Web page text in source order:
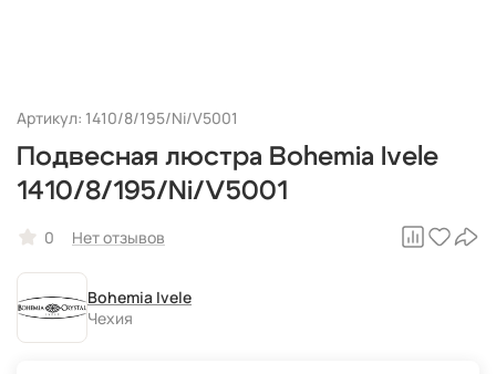
Артикул: 1410/8/195/Ni/V5001
Подвесная люстра Bohemia Ivele
1410/8/195/Ni/V5001
0 Нет отзывов
Bohemia Ivele
Чехия